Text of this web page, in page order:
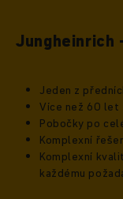
Jeden z
Více než 60 let
Pobočky po
Komplexní
Komplexní
každému